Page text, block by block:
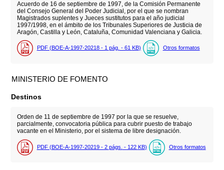
Acuerdo de 16 de septiembre de 1997, de la Comisión Permanente
del Consejo General del Poder Judicial, por el que se nombran
Magistrados suplentes y Jueces sustitutos para el año judicial
1997/1998, en el ámbito de los Tribunales Superiores de Justicia de
Aragón, Castilla y León, Cataluña, Comunidad Valenciana y Galicia.
PDF (BOE-A-1997-20218 - 1 pág. - 61 KB) Otros formatos
MINISTERIO DE FOMENTO
Destinos
Orden de 11 de septiembre de 1997 por la que se resuelve,
parcialmente, convocatoria pública para cubrir puesto de trabajo
vacante en el Ministerio, por el sistema de libre designación.
PDF (BOE-A-1997-20219 - 2 págs. - 122 KB) Otros formatos